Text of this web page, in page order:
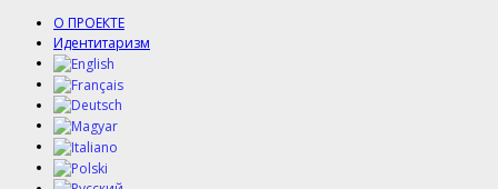
О ПРОЕКТЕ
Идентитаризм